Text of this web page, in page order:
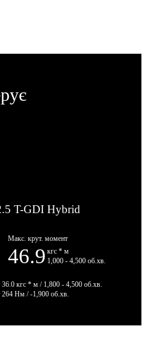
T-GDI Hybrid
Макс. крут. момент
46.9 кгс * м
1,000 - 4,500 об.хв.
кгс * м / 1,800 - 4,500 об.хв.
Нм / -1,900 об.хв.